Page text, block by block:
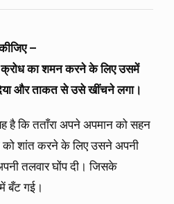
–
क्रोध का शमन करने के लिए उसमें
और ताकत से उसे खींचने लगा।
है कि तताँरा अपने अपमान को सहन
को शांत करने के लिए उसने अपनी
तलवार घोंप दी। जिसके
बँट गई।